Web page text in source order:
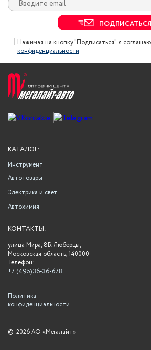
ПОДПИСАТЬСЯ
Нажимая на кнопку "Подписаться", я
конфиденциальности
КАТАЛОГ:
Инструмент
Автотовары
Электрика и свет
Автохимия
КОНТАКТЫ:
улица Мира, 8Б, Люберцы,
Московская область, 140000
Телефон:
+7 (495) 36-36-678
Политика
конфиденциальности
© 2026 АО «Мегалайт»